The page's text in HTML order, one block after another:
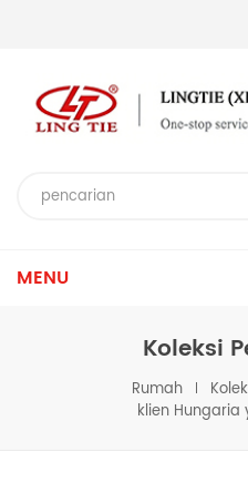
MENU
Koleksi
Rumah